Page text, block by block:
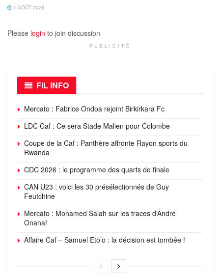
4 AOÛT 2026
Please login to join discussion
PUBLICITÉ
FIL INFO
Mercato : Fabrice Ondoa rejoint Birkirkara Fc
LDC Caf : Ce sera Stade Malien pour Colombe
Coupe de la Caf : Panthère affronte Rayon sports du
Rwanda
CDC 2026 : le programme des quarts de finale
CAN U23 : voici les 30 présélectionnés de Guy
Feutchine
Mercato : Mohamed Salah sur les traces d’André
Onana!
Affaire Caf – Samuel Eto’o : la décision est tombée !